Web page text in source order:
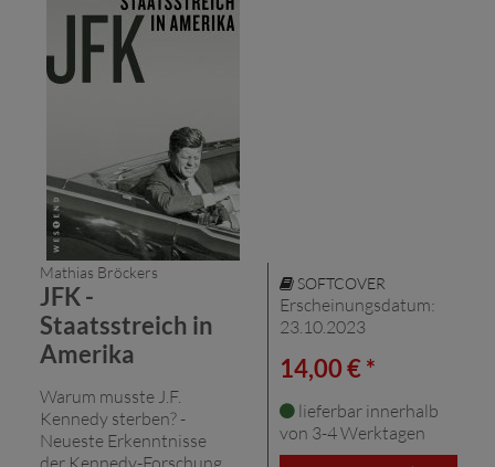
Mathias Bröckers
JFK -
Staatsstreich in
Amerika
Warum musste J.F.
Kennedy sterben? -
Neueste Erkenntnisse
der Kennedy-Forschung
SOFTCOVER
Erscheinungsdatum:
23.10.2023
14,00 € *
lieferbar innerhalb
von 3-4 Werktagen